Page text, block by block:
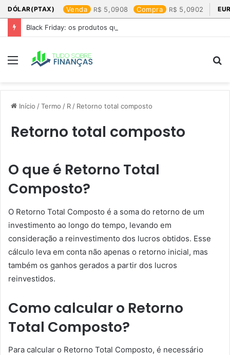
DÓLAR(PTAX) Venda 5,0908 Compra 5,0902
Black Friday: os produtos que mais valem a pena
Menu
Início /Termo / R / Retorno total composto
Retorno total composto
O que é Retorno Total
Composto?
O Retorno Total Composto é a soma do retorno de um
investimento ao longo do tempo, levando em
consideração a reinvestimento dos lucros obtidos. Esse
cálculo leva em conta não apenas o retorno inicial, mas
também os ganhos gerados a partir dos lucros
reinvestidos.
Como calcular o Retorno
Total Composto?
Para calcular o Retorno Total Composto, é necessário